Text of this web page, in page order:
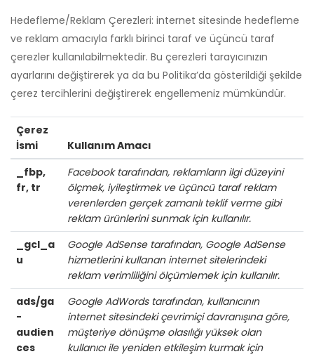
Hedefleme/Reklam Çerezleri: internet sitesinde hedefleme
ve reklam amacıyla farklı birinci taraf ve üçüncü taraf
çerezler kullanılabilmektedir. Bu çerezleri tarayıcınızın
ayarlarını değiştirerek ya da bu Politika’da gösterildiği şekilde
çerez tercihlerini değiştirerek engellemeniz mümkündür.
Çerez
İsmi
Kullanım Amacı
_fbp,
fr, tr
Facebook tarafından, reklamların ilgi düzeyini
ölçmek, iyileştirmek ve üçüncü taraf reklam
verenlerden gerçek zamanlı teklif verme gibi
reklam ürünlerini sunmak için kullanılır.
_gcl_a
u
Google AdSense tarafından, Google AdSense
hizmetlerini kullanan internet sitelerindeki
reklam verimliliğini ölçümlemek için kullanılır.
ads/ga
-
audien
ces
Google AdWords tarafından, kullanıcının
internet sitesindeki çevrimiçi davranışına göre,
müşteriye dönüşme olasılığı yüksek olan
kullanıcı ile yeniden etkileşim kurmak için